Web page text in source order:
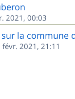
2021, 00:03
la commune
févr. 2021, 21:11